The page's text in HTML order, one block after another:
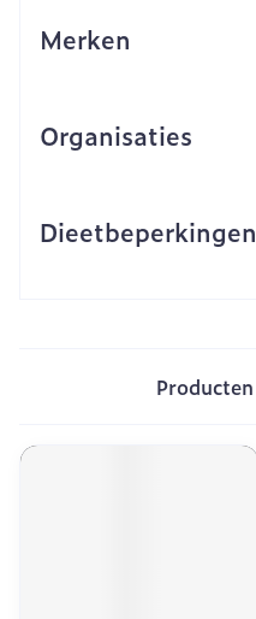
Merken
Organisaties
Dieetbeperkingen
Producten